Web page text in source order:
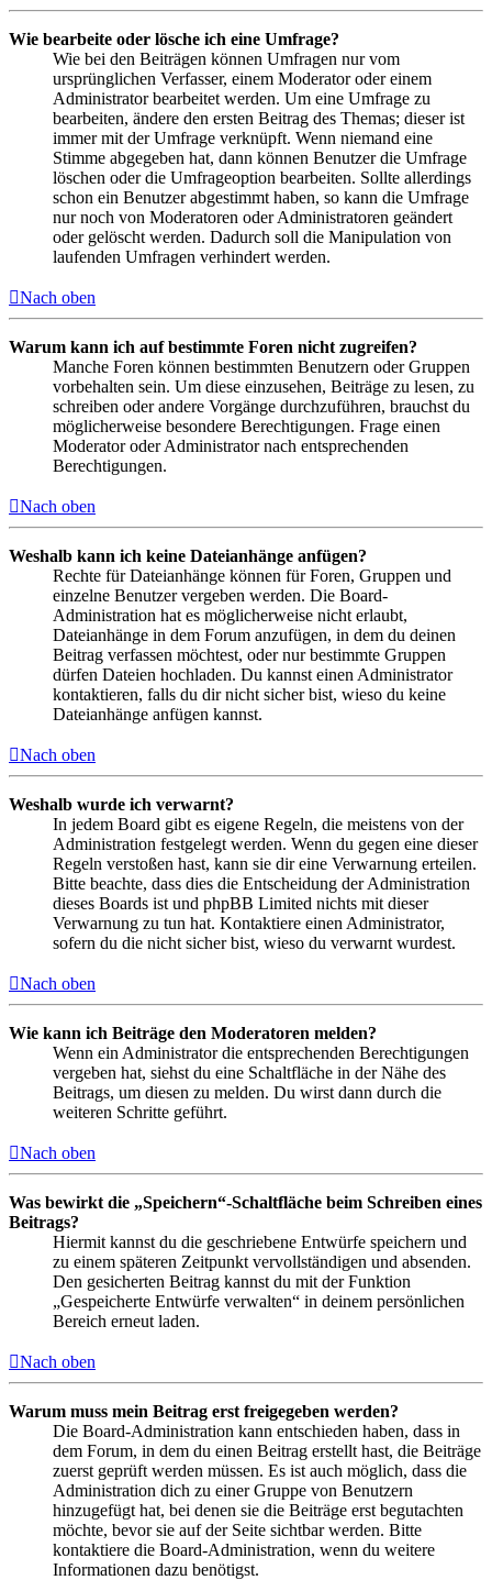
Wie bearbeite oder lösche ich eine Umfrage?
Wie bei den Beiträgen können Umfragen nur vom
ursprünglichen Verfasser, einem Moderator oder einem
Administrator bearbeitet werden. Um eine Umfrage zu
bearbeiten, ändere den ersten Beitrag des Themas; dieser ist
immer mit der Umfrage verknüpft. Wenn niemand eine
Stimme abgegeben hat, dann können Benutzer die Umfrage
löschen oder die Umfrageoption bearbeiten. Sollte allerdings
schon ein Benutzer abgestimmt haben, so kann die Umfrage
nur noch von Moderatoren oder Administratoren geändert
oder gelöscht werden. Dadurch soll die Manipulation von
laufenden Umfragen verhindert werden.
Nach oben
Warum kann ich auf bestimmte Foren nicht zugreifen?
Manche Foren können bestimmten Benutzern oder Gruppen
vorbehalten sein. Um diese einzusehen, Beiträge zu lesen, zu
schreiben oder andere Vorgänge durchzuführen, brauchst du
möglicherweise besondere Berechtigungen. Frage einen
Moderator oder Administrator nach entsprechenden
Berechtigungen.
Nach oben
Weshalb kann ich keine Dateianhänge anfügen?
Rechte für Dateianhänge können für Foren, Gruppen und
einzelne Benutzer vergeben werden. Die Board-
Administration hat es möglicherweise nicht erlaubt,
Dateianhänge in dem Forum anzufügen, in dem du deinen
Beitrag verfassen möchtest, oder nur bestimmte Gruppen
dürfen Dateien hochladen. Du kannst einen Administrator
kontaktieren, falls du dir nicht sicher bist, wieso du keine
Dateianhänge anfügen kannst.
Nach oben
Weshalb wurde ich verwarnt?
In jedem Board gibt es eigene Regeln, die meistens von der
Administration festgelegt werden. Wenn du gegen eine dieser
Regeln verstoßen hast, kann sie dir eine Verwarnung erteilen.
Bitte beachte, dass dies die Entscheidung der Administration
dieses Boards ist und phpBB Limited nichts mit dieser
Verwarnung zu tun hat. Kontaktiere einen Administrator,
sofern du die nicht sicher bist, wieso du verwarnt wurdest.
Nach oben
Wie kann ich Beiträge den Moderatoren melden?
Wenn ein Administrator die entsprechenden Berechtigungen
vergeben hat, siehst du eine Schaltfläche in der Nähe des
Beitrags, um diesen zu melden. Du wirst dann durch die
weiteren Schritte geführt.
Nach oben
Was bewirkt die „Speichern“-Schaltfläche beim Schreiben eines
Beitrags?
Hiermit kannst du die geschriebene Entwürfe speichern und
zu einem späteren Zeitpunkt vervollständigen und absenden.
Den gesicherten Beitrag kannst du mit der Funktion
„Gespeicherte Entwürfe verwalten“ in deinem persönlichen
Bereich erneut laden.
Nach oben
Warum muss mein Beitrag erst freigegeben werden?
Die Board-Administration kann entschieden haben, dass in
dem Forum, in dem du einen Beitrag erstellt hast, die Beiträge
zuerst geprüft werden müssen. Es ist auch möglich, dass die
Administration dich zu einer Gruppe von Benutzern
hinzugefügt hat, bei denen sie die Beiträge erst begutachten
möchte, bevor sie auf der Seite sichtbar werden. Bitte
kontaktiere die Board-Administration, wenn du weitere
Informationen dazu benötigst.